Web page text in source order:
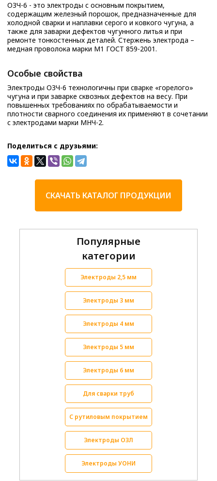
ОЗЧ-6 - это электроды с основным покрытием,
содержащим железный порошок, предназначенные для
холодной сварки и наплавки серого и ковкого чугуна, а
также для заварки дефектов чугунного литья и при
ремонте тонкостенных деталей. Стержень электрода –
медная проволока марки М1 ГОСТ 859-2001.
Особые свойства
Электроды ОЗЧ-6 технологичны при сварке «горелого»
чугуна и при заварке сквозных дефектов на весу. При
повышенных требованиях по обрабатываемости и
плотности сварного соединения их применяют в сочетании
с электродами марки МНЧ-2.
Поделиться с друзьями:
СКАЧАТЬ КАТАЛОГ ПРОДУКЦИИ
Популярные
категории
Электроды 2,5 мм
Электроды 3 мм
Электроды 4 мм
Электроды 5 мм
Электроды 6 мм
Для сварки труб
С рутиловым покрытием
Электроды ОЗЛ
Электроды УОНИ